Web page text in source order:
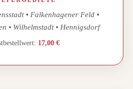
• Falkenhagener Feld •
• Wilhelmstadt • Hennigsdorf
17,00€